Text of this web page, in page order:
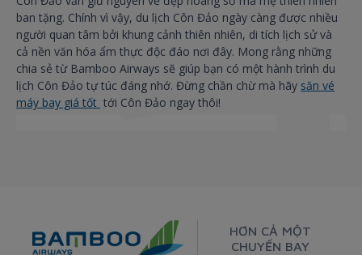
ban tặng. Chính vì vậy, du lịch Côn Đảo ngày càng được nhiều
người quan tâm bởi khung cảnh thiên nhiên, di tích lịch sử và
cả nền văn hóa ẩm thực độc đáo nơi đây. Mong rằng những
chia sẻ từ Bamboo Airways sẽ giúp bạn có một hành trình du
lịch Côn Đảo tự túc đáng nhớ. Đừng chần chừ mà hãy săn vé
máy bay giá tốt tới Côn Đảo ngay thôi!
HƠN CẢ MỘT
CHUYẾN BAY